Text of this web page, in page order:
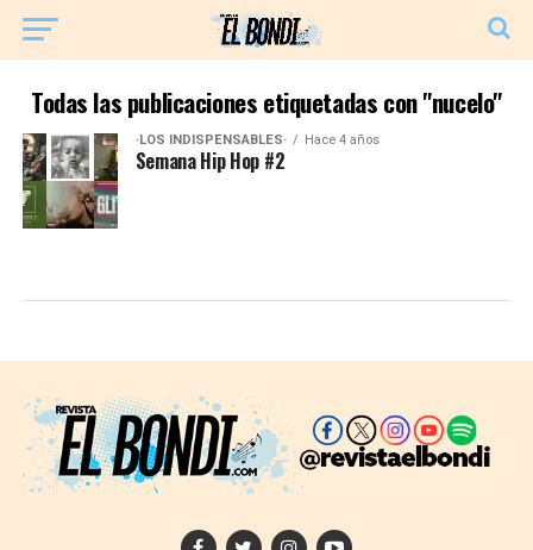
Todas las publicaciones etiquetadas con "nucelo"
·LOS INDISPENSABLES· Hace 4 años
Semana Hip Hop #2